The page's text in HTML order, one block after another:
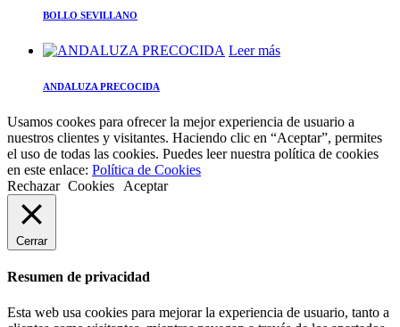
BOLLO SEVILLANO
Leer más
ANDALUZA PRECOCIDA
Usamos cookes para ofrecer la mejor experiencia de usuario a
nuestros clientes y visitantes. Haciendo clic en “Aceptar”, permites
el uso de todas las cookies. Puedes leer nuestra política de cookies
en este enlace: Política de Cookies
Rechazar Cookies Aceptar
Cerrar
Resumen de privacidad
Esta web usa cookies para mejorar la experiencia de usuario, tanto a